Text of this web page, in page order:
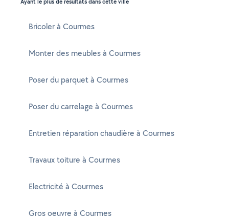
Bricoler à Courmes
Monter des meubles à Courmes
Poser du parquet à Courmes
Poser du carrelage à Courmes
Entretien réparation chaudière à Courmes
Travaux toiture à Courmes
Electricité à Courmes
Gros oeuvre à Courmes